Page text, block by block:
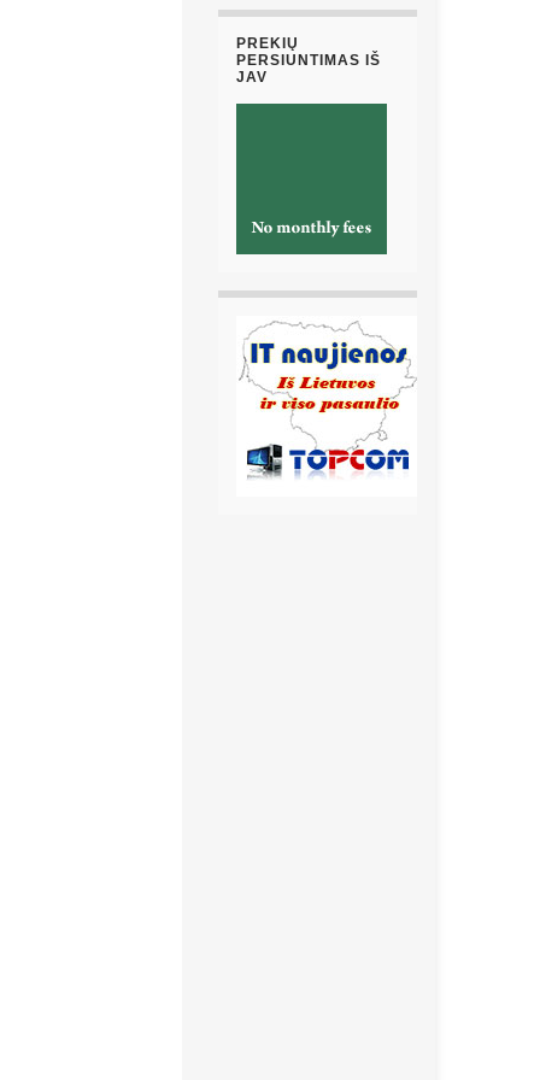
PREKIŲ
PERSIUNTIMAS IŠ
JAV